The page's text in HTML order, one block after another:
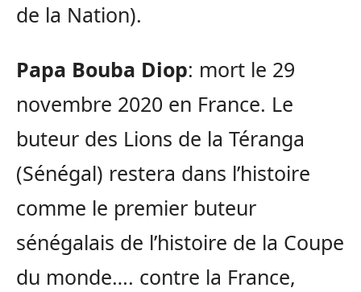
de la Nation).
Papa Bouba Diop: mort le 29
novembre 2020 en France. Le
buteur des Lions de la Téranga
(Sénégal) restera dans l’histoire
comme le premier buteur
sénégalais de l’histoire de la Coupe
du monde…. contre la France,